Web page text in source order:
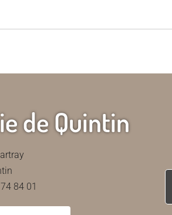
de Quintin
84 01